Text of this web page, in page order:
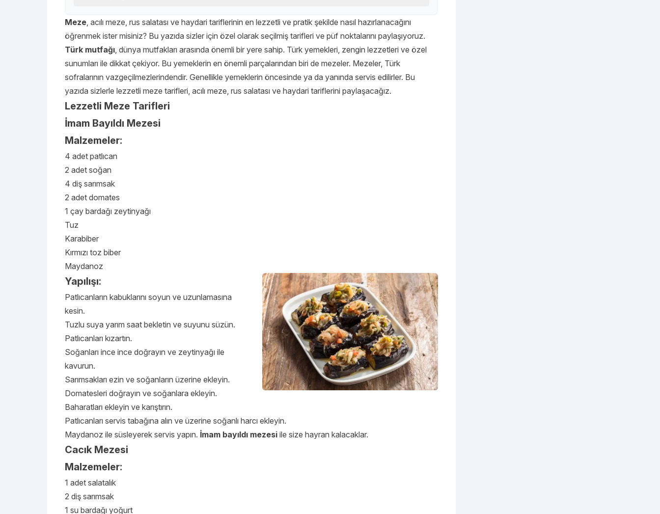
Meze, acılı meze, rus salatası ve haydari tariflerinin en lezzetli ve pratik şekilde nasıl hazırlanacağını
öğrenmek ister misiniz? Bu yazıda sizler için özel olarak seçilmiş tarifleri ve püf noktalarını paylaşıyoruz.
Türk mutfağı, dünya mutfakları arasında önemli bir yere sahip. Türk yemekleri, zengin lezzetleri ve özel
sunumları ile dikkat çekiyor. Bu yemeklerin en önemli parçalarından biri de mezeler. Mezeler, Türk
sofralarının vazgeçilmezlerindendir. Genellikle yemeklerin öncesinde ya da yanında servis edilirler. Bu
yazıda sizlerle lezzetli meze tarifleri, acılı meze, rus salatası ve haydari tariflerini paylaşacağız.
Lezzetli Meze Tarifleri
İmam Bayıldı Mezesi
Malzemeler:
4 adet patlıcan
2 adet soğan
4 diş sarımsak
2 adet domates
1 çay bardağı zeytinyağı
Tuz
Karabiber
Kırmızı toz biber
Maydanoz
Yapılışı:
Patlıcanların kabuklarını soyun ve uzunlamasına
kesin.
Tuzlu suya yarım saat bekletin ve suyunu süzün.
Patlıcanları kızartın.
Soğanları ince ince doğrayın ve zeytinyağı ile
kavurun.
Sarımsakları ezin ve soğanların üzerine ekleyin.
Domatesleri doğrayın ve soğanlara ekleyin.
Baharatları ekleyin ve karıştırın.
Patlıcanları servis tabağına alın ve üzerine soğanlı harcı ekleyin.
Maydanoz ile süsleyerek servis yapın. İmam bayıldı mezesi ile size hayran kalacaklar.
Cacık Mezesi
Malzemeler:
1 adet salatalık
2 diş sarımsak
1 su bardağı yoğurt